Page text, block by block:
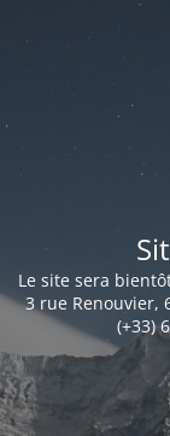
Le site sera
3 rue Renouvier,
(+33)